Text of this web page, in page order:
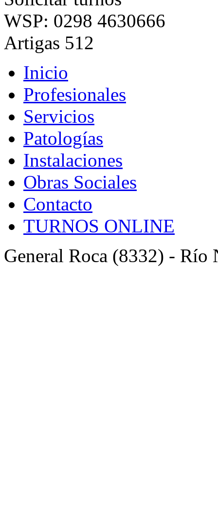
WSP: 0298 4630666
Artigas 512
Inicio
Profesionales
Servicios
Patologías
Instalaciones
Obras Sociales
Contacto
TURNOS ONLINE
General Roca (8332) - Río